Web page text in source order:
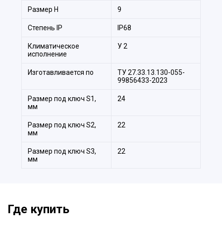
Размер H 9
Степeнь IP IP68
Климатическое
исполнение
У 2
Изготавливается по
ТУ 27.33.13.130-055-
99856433-2023
Размер под ключ S1,
мм
24
Размер под ключ S2,
мм
22
Размер под ключ S3,
мм
22
Где купить